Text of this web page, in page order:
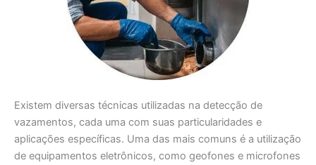
Existem diversas técnicas utilizadas na detecção de
vazamentos, cada uma com suas particularidades e
aplicações específicas. Uma das mais comuns é a utilização
de equipamentos eletrônicos, como geofones e microfones